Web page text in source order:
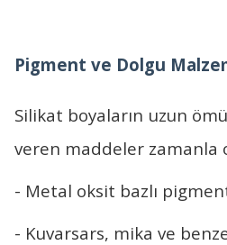
Pigment ve Dolgu
Silikat boyaların uzun
veren maddeler zamanla
- Metal oksit bazlı
- Kuvarsars, mika ve